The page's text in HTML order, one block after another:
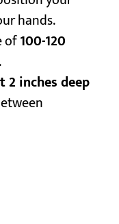
hands.
of100-120
2 inches deep